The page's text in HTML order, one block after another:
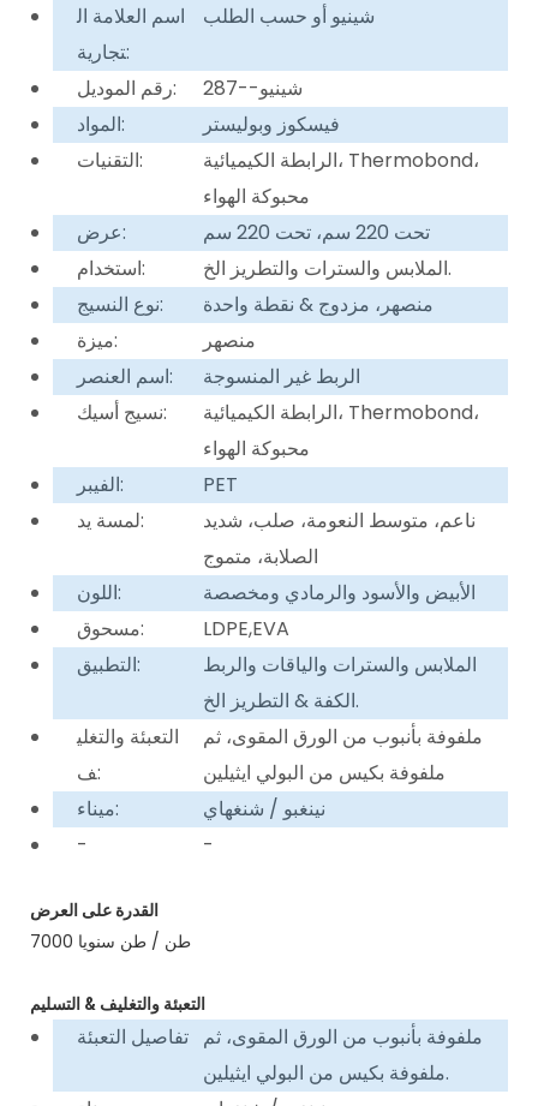
اسم العلامة ال
تجارية:
شينيو أو حسب الطلب
رقم الموديل:
شينيو--287
المواد:
فيسكوز وبوليستر
التقنيات:
الرابطة الكيميائية، Thermobond،
محبوكة الهواء
عرض:
تحت 220 سم، تحت 220 سم
استخدام:
الملابس والسترات والتطريز الخ.
نوع النسيج:
منصهر، مزدوج & نقطة واحدة
ميزة:
منصهر
اسم العنصر:
الربط غير المنسوجة
نسيج أسيك:
الرابطة الكيميائية، Thermobond،
محبوكة الهواء
الفيبر:
PET
لمسة يد:
ناعم، متوسط ​​النعومة، صلب، شديد
الصلابة، متموج
اللون:
الأبيض والأسود والرمادي ومخصصة
مسحوق:
LDPE,EVA
التطبيق:
الملابس والسترات والياقات والربط
الكفة & التطريز الخ.
التعبئة والتغلي
ف:
ملفوفة بأنبوب من الورق المقوى، ثم
ملفوفة بكيس من البولي ايثيلين
ميناء:
نينغبو / شنغهاي
-
-
القدرة على العرض
7000 طن / طن سنويا
التعبئة والتغليف & التسليم
تفاصيل التعبئة ملفوفة بأنبوب من الورق المقوى، ثم
ملفوفة بكيس من البولي ايثيلين.